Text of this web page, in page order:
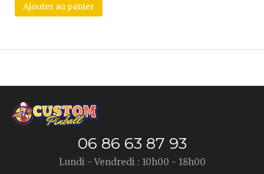
Ajouter au panier
06 86 63 87 93
Lundi - Vendredi : 10h00 - 18h00